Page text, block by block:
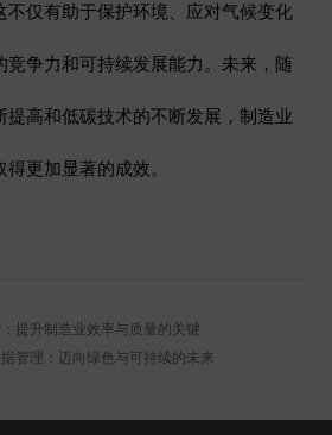
不仅有助于保护环境、应对气候变化
争力和可持续发展能力。未来，随
提高和低碳技术的不断发展，制造业
更加显著的成效。
提升制造业效率与质量的关键
管理：迈向绿色与可持续的未来